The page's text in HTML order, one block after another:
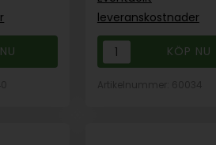
leveranskostnader